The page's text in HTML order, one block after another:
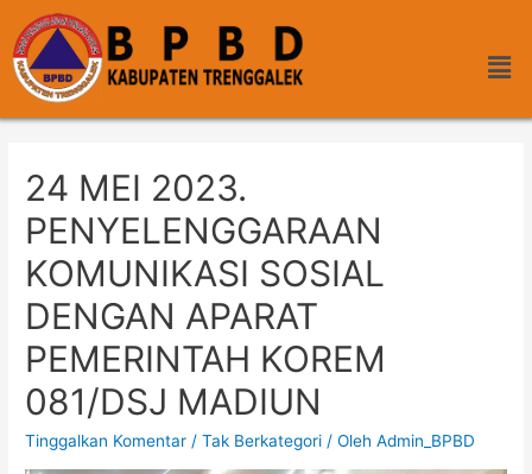
24 MEI 2023.
PENYELENGGARAAN
KOMUNIKASI SOSIAL
DENGAN APARAT
PEMERINTAH KOREM
081/DSJ MADIUN
Tinggalkan Komentar /Tak Berkategori / OlehAdmin_BPBD